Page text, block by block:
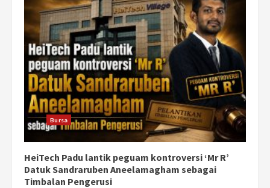
Bursa
HeiTech Padu lantik peguam kontroversi ‘Mr R’
Datuk Sandraruben Aneelamagham sebagai
Timbalan Pengerusi